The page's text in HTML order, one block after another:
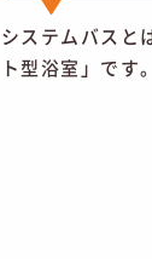
システムバスと
ト型浴室」です。